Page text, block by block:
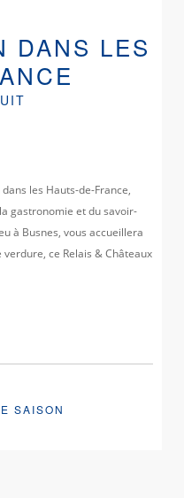
DANS LES
les Hauts-de-France,
gastronomie et du savoir-
à Busnes, vous accueillera
ce Relais & Châteaux
SAISON